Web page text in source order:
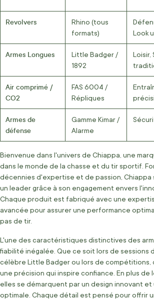
Revolvers
Rhino (tous
formats)
Look
Armes Longues
Little Badger /
1892
Loisir,
Air comprimé /
CO2
FAS 6004 /
Répliques
Armes de
défense
Gamme Kimar /
Alarme
Bienvenue dans l'univers de Chiappa, une
dans le monde de la chasse et du tir sportif.
décennies d'expertise et de passion, Chiappa
un leader grâce à son engagement envers
Chaque produit est fabriqué avec une
avancée pour assurer une performance
pas de tir.
L'une des caractéristiques distinctives des
fiabilité inégalée. Que ce soit lors de sessions
célèbre Little Badger ou lors de compétitions,
une précision qui inspire confiance. En plus de
elles se démarquent par un design innovant et
optimale. Chaque détail est pensé pour offrir